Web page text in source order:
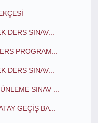
DERS SINAV...
PROGRAM...
DERS SINAV...
SINAV ...
GEÇİŞ BA...